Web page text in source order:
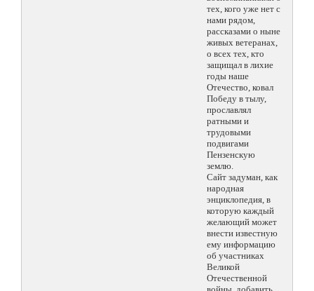
тех, кого уже нет с
нами рядом,
рассказами о ныне
живых ветеранах,
о всех тех, кто
защищал в лихие
годы наше
Отечество, ковал
Победу в тылу,
прославлял
ратными и
трудовыми
подвигами
Пензенскую
землю.
Сайт задуман, как
народная
энциклопедия, в
которую каждый
желающий может
внести известную
ему информацию
об участниках
Великой
Отечественной